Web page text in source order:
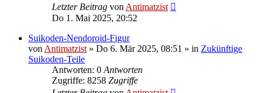
Letzter Beitrag von Antimatzist
Do 1. Mai 2025, 20:52
Suikoden-Nendoroid-Figur
von Antimatzist » Do 6. Mär 2025, 08:51 » in Zukünftige
Suikoden-Teile
Antworten: 0 Antworten
Zugriffe: 8258 Zugriffe